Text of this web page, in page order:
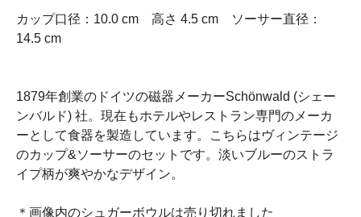
カップ口径：10.0 cm 高さ 4.5 cm ソーサー直径：
14.5 cm
1879年創業のドイツの磁器メーカーSchönwald (シェー
ンバルド) 社。現在もホテルやレストラン専門のメーカ
ーとして食器を製造しています。こちらはヴィンテージ
のカップ&ソーサーのセットです。淡いブルーのストラ
イプ柄が爽やかなデザイン。
＊画像内のシュガーボウルは売り切れました